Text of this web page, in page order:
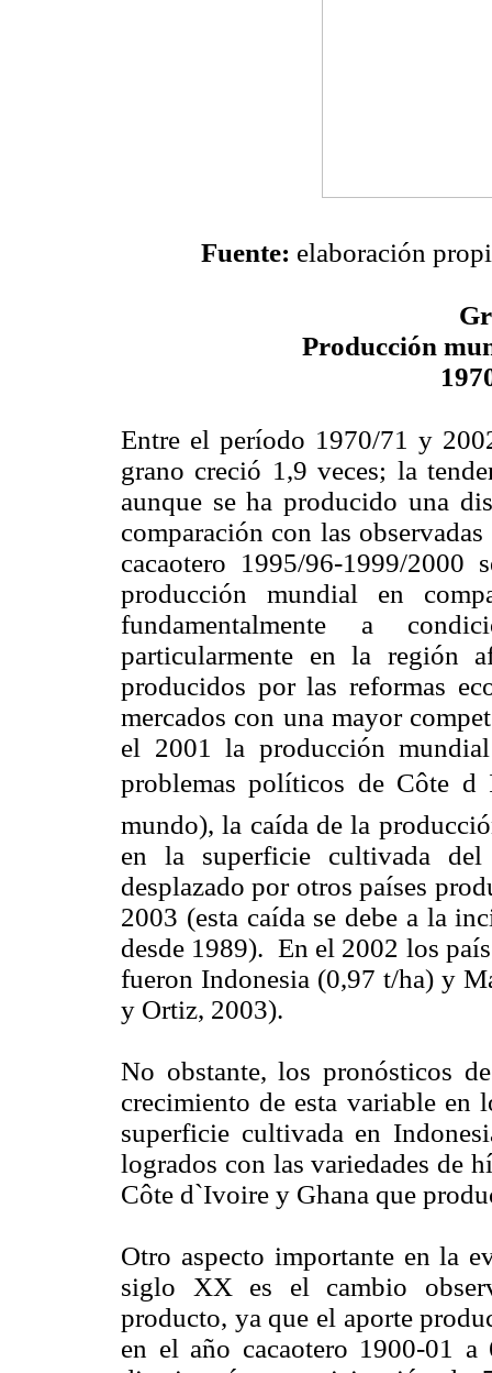
Fuente: elaboración
Producción
Entre el período 1970/71 y
grano creció 1,9 veces; la
aunque se ha producido una
comparación con las
cacaotero 1995/96-1999/
producción mundial en
fundamentalmente a
particularmente en la región
producidos por las reformas
mercados con una mayor
el 2001 la producción
problemas políticos de Côte
mundo), la caída de la
en la superficie cultivada
desplazado por otros países
2003 (esta caída se debe a la
desde 1989). En el 2002 los
fueron Indonesia (0,97 t/ha) y
y Ortiz, 2003).
No obstante, los pronósticos
crecimiento de esta variable en
superficie cultivada en
logrados con las variedades de
Côte d`Ivoire y Ghana que
Otro aspecto importante en la
siglo XX es el cambio
producto, ya que el aporte
en el año cacaotero 1900-01